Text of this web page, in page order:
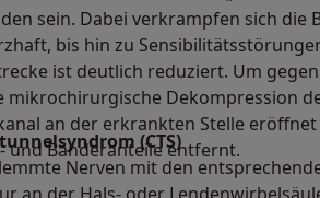
sein. Dabei verkrampfen sich die
bis hin zu
ist deutlich reduziert. Um
mikrochirurgische Dekompression
an der erkrankten Stelle
und Bänderanteile entfernt.
(CTS)
Nerven mit den